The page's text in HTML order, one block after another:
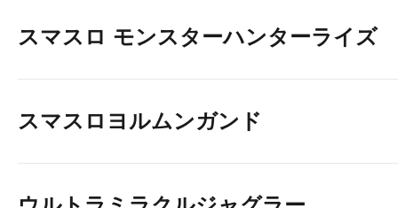
スマスロ モンスターハンターライズ
スマスロヨルムンガンド